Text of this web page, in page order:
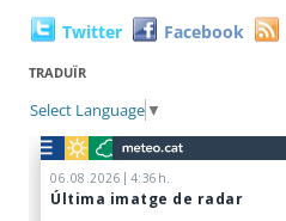
Twitter Facebook
TRADUÏR
Select Language ▼